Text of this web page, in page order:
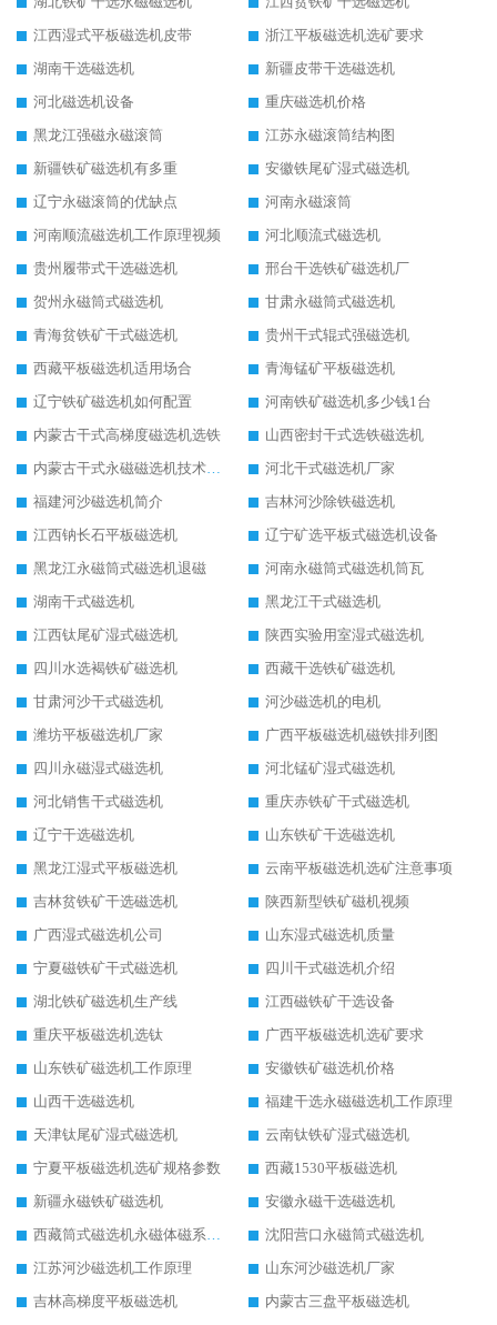
江西湿式平板磁选机皮带
浙江平板磁选机选矿要求
湖南干选磁选机
新疆皮带干选磁选机
河北磁选机设备
重庆磁选机价格
黑龙江强磁永磁滚筒
江苏永磁滚筒结构图
新疆铁矿磁选机有多重
安徽铁尾矿湿式磁选机
辽宁永磁滚筒的优缺点
河南永磁滚筒
河南顺流磁选机工作原理视频
河北顺流式磁选机
贵州履带式干选磁选机
邢台干选铁矿磁选机厂
贺州永磁筒式磁选机
甘肃永磁筒式磁选机
青海贫铁矿干式磁选机
贵州干式辊式强磁选机
西藏平板磁选机适用场合
青海锰矿平板磁选机
辽宁铁矿磁选机如何配置
河南铁矿磁选机多少钱1台
内蒙古干式高梯度磁选机选铁
山西密封干式选铁磁选机
河北干式磁选机厂家
福建河沙磁选机简介
吉林河沙除铁磁选机
江西钠长石平板磁选机
辽宁矿选平板式磁选机设备
黑龙江永磁筒式磁选机退磁
河南永磁筒式磁选机筒瓦
湖南干式磁选机
黑龙江干式磁选机
江西钛尾矿湿式磁选机
陕西实验用室湿式磁选机
四川水选褐铁矿磁选机
西藏干选铁矿磁选机
甘肃河沙干式磁选机
河沙磁选机的电机
潍坊平板磁选机厂家
广西平板磁选机磁铁排列图
四川永磁湿式磁选机
河北锰矿湿式磁选机
河北销售干式磁选机
重庆赤铁矿干式磁选机
辽宁干选磁选机
山东铁矿干选磁选机
黑龙江湿式平板磁选机
云南平板磁选机选矿注意事项
吉林贫铁矿干选磁选机
陕西新型铁矿磁机视频
广西湿式磁选机公司
山东湿式磁选机质量
宁夏磁铁矿干式磁选机
四川干式磁选机介绍
湖北铁矿磁选机生产线
江西磁铁矿干选设备
重庆平板磁选机选钛
广西平板磁选机选矿要求
山东铁矿磁选机工作原理
安徽铁矿磁选机价格
山西干选磁选机
福建干选永磁磁选机工作原理
天津钛尾矿湿式磁选机
云南钛铁矿湿式磁选机
宁夏平板磁选机选矿规格参数
西藏1530平板磁选机
新疆永磁铁矿磁选机
安徽永磁干选磁选机
沈阳营口永磁筒式磁选机
江苏河沙磁选机工作原理
山东河沙磁选机厂家
吉林高梯度平板磁选机
内蒙古三盘平板磁选机